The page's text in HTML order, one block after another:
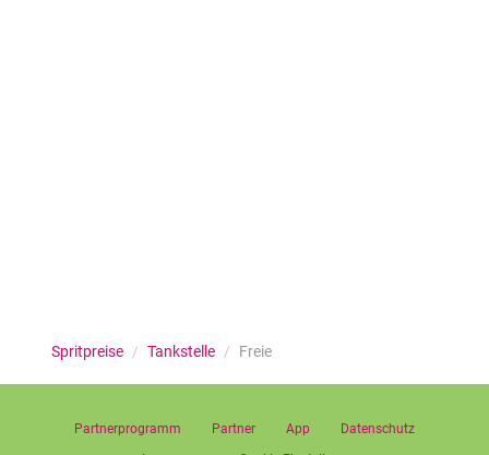
Spritpreise / Tankstelle / Freie
Partnerprogramm Partner App
Datenschutz